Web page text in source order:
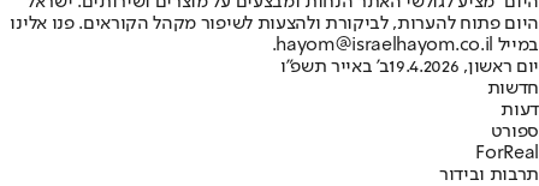
היום פתוח להערות, לביקורת ולהצעות לשיפור מקהל הקוראים. פנו אלינו
במייל hayom@israelhayom.co.il.
יום ראשון, 19.4.2026
ב' באייר תשפ"ו
חדשות
דעות
ספורט
ForReal
תרבות ובידור